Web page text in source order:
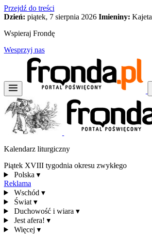
Przejdź do treści
Dzień: piątek, 7 sierpnia 2026 Imieniny:
Wspieraj Frondę
Wesprzyj nas
Kalendarz liturgiczny
Piątek XVIII tygodnia okresu zwykłego
Polska ▾
Reklama
Wschód ▾
Świat ▾
Duchowość i wiara ▾
Jest afera! ▾
Więcej ▾